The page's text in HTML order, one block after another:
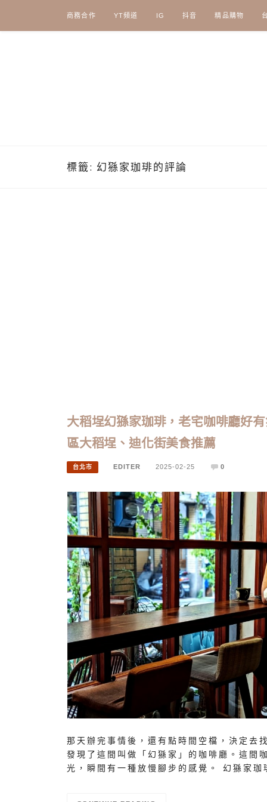
content
商務合作 YT頻道 IG 抖音 精品購物
標籤: 幻猻家珈琲的評論
大稻埕幻猻家珈琲，老宅咖啡廳好
區大稻埕、迪化街美食推薦
台北市 EDITER 2025-02-25 0
那天辦完事情後，還有點時間空檔，決定去
發現了這間叫做「幻猻家」的咖啡廳。這間
光，瞬間有一種放慢腳步的感覺。 幻猻家